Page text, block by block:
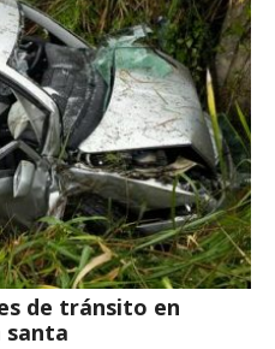
de tránsito en
santa